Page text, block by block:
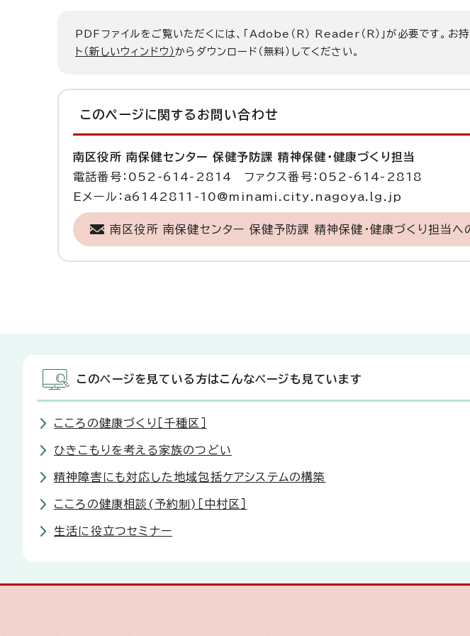
PDFファイルをご覧いただくには、「Adobe（R） Reader（R）」が必要です。お
ト（新しいウィンドウ）からダウンロード（無料）してください。
このページに関する お問い合わせ
南区役所 南保健センター 保健予防課 精神保健・健康づくり担当
電話番号：052-614-2814 ファクス番号：052-614-2818
Eメール：a6142811-10@minami.city.nagoya.lg.jp
南区役所 南保健センター 保健予防課 精神保健・健康づくり担当へ
このページを見ている方はこんなページも見ています
こころの健康づくり［千種区］
ひきこもりを考える家族のつどい
精神障害にも対応した地域包括ケアシステムの構築
こころの健康相談(予約制)［中村区］
生活に役立つセミナー